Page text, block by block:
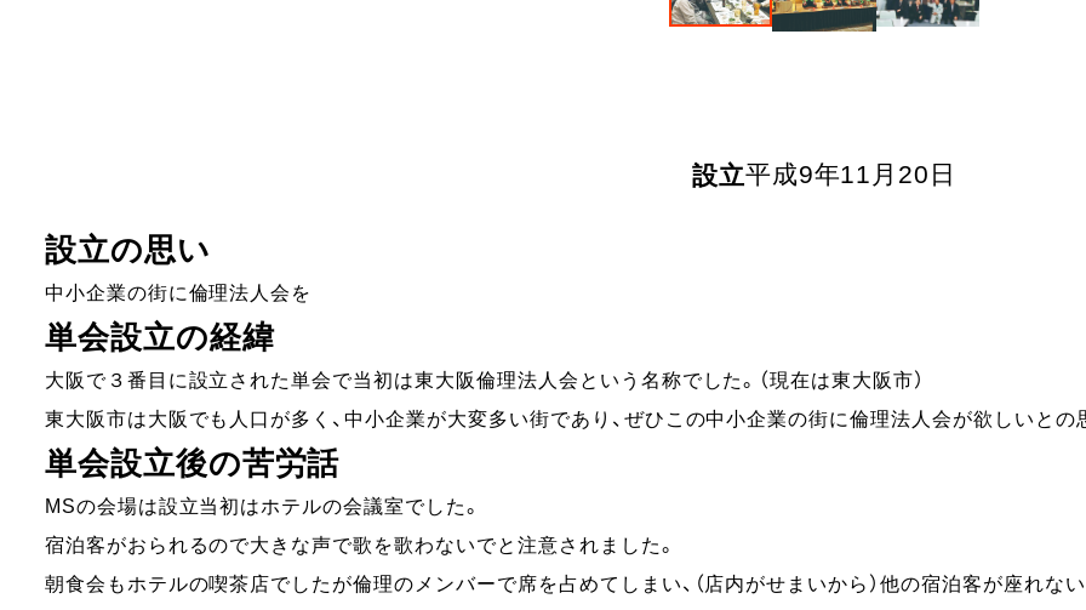
設立平成9年11月20日
設立の思い
中小企業の街に倫理法人会を
単会設立の経緯
大阪で３番目に設立された単会で当初は東大阪倫理法人会という名称でした。（現在は東大阪市）
東大阪市は大阪でも人口が多く、中小企業が大変多い街であり、ぜひこの中小企業の街に倫理法人会が欲しいとの
単会設立後の苦労話
MSの会場は設立当初はホテルの会議室でした。
宿泊客がおられるので大きな声で歌を歌わないでと注意されました。
朝食会もホテルの喫茶店でしたが倫理のメンバーで席を占めてしまい、（店内がせまいから）他の宿泊客が座れな